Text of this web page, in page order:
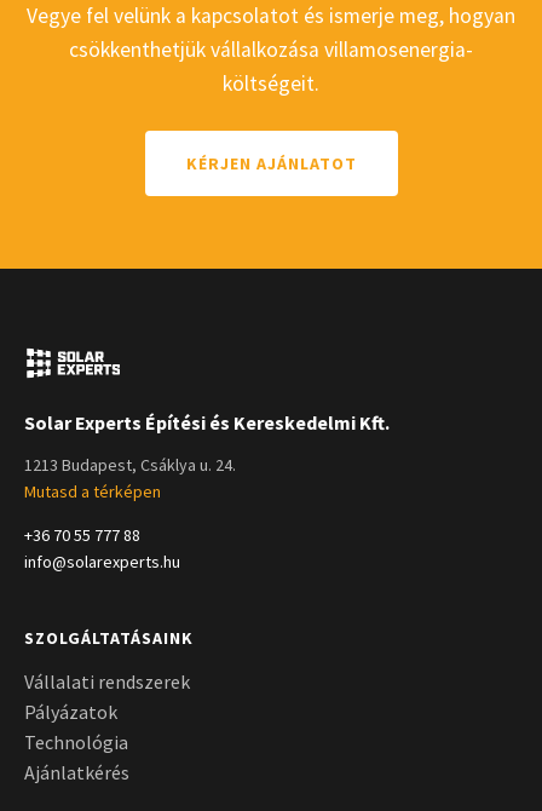
Vegye fel velünk a kapcsolatot és ismerje meg, hogyan
csökkenthetjük vállalkozása villamosenergia-
költségeit.
KÉRJEN AJÁNLATOT
Solar Experts Építési és Kereskedelmi Kft.
1213 Budapest, Csáklya u. 24.
Mutasd a térképen
+36 70 55 777 88
info@solarexperts.hu
SZOLGÁLTATÁSAINK
Vállalati rendszerek
Pályázatok
Technológia
Ajánlatkérés